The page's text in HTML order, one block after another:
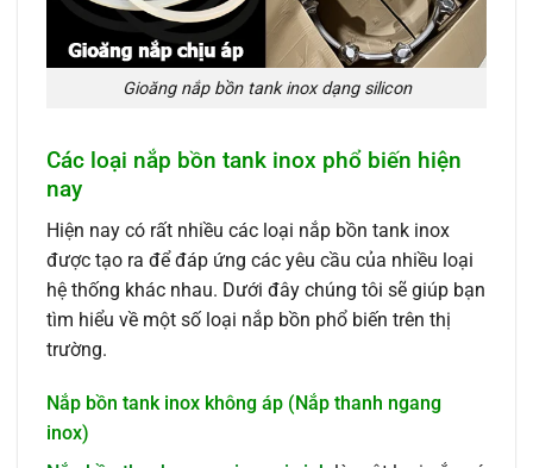
Gioăng nắp bồn tank inox dạng silicon
Các loại nắp bồn tank inox phổ biến hiện
nay
Hiện nay có rất nhiều các loại nắp bồn tank inox
được tạo ra để đáp ứng các yêu cầu của nhiều loại
hệ thống khác nhau. Dưới đây chúng tôi sẽ giúp bạn
tìm hiểu về một số loại nắp bồn phổ biến trên thị
trường.
Nắp bồn tank inox không áp (Nắp thanh ngang
inox)